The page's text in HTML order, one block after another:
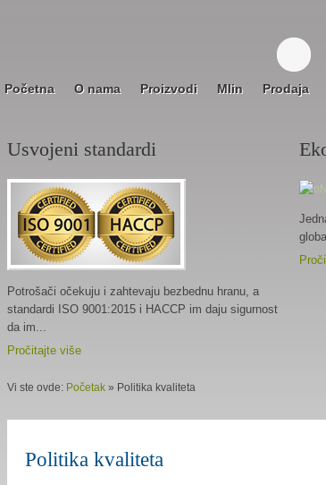
Početna O nama Proizvodi Mlin Prodaja
Usvojeni standardi
Potrošači očekuju i zahtevaju bezbednu hranu, a
standardi ISO 9001:2015 i HACCP im daju sigurnost
da im...
Pročitajte više
Vi ste ovde: Početak» Politika kvaliteta
Politika kvaliteta